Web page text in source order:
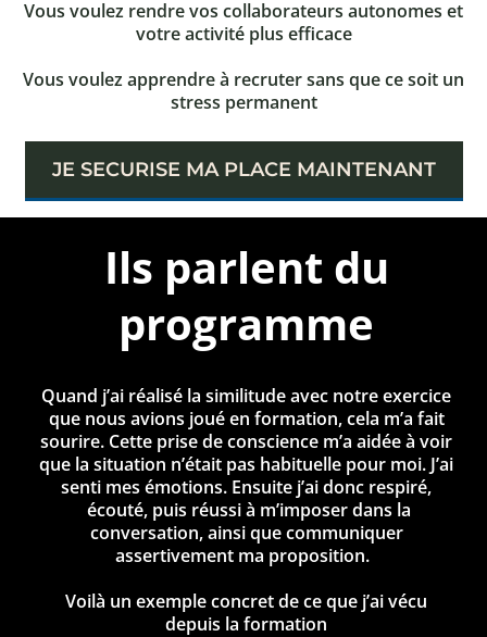
Vous voulez rendre vos collaborateurs autonomes et
votre activité plus efficace
Vous voulez apprendre à recruter sans que ce soit un
stress permanent
JE SECURISE MA PLACE MAINTENANT
Ils parlent du
programme
Quand j’ai réalisé la similitude avec notre exercice
que nous avions joué en formation, cela m’a fait
sourire. Cette prise de conscience m’a aidée à voir
que la situation n’était pas habituelle pour moi. J’ai
senti mes émotions. Ensuite j’ai donc respiré,
écouté, puis réussi à m’imposer dans la
conversation, ainsi que communiquer
assertivement ma proposition.
Voilà un exemple concret de ce que j’ai vécu
depuis la formation